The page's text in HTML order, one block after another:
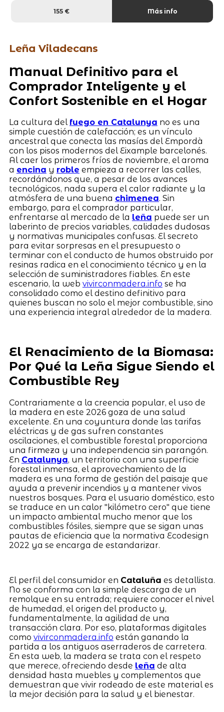
155 € Más info
Leña Viladecans
Manual Definitivo para el
Comprador Inteligente y el
Confort Sostenible en el Hogar
La cultura del fuego en Catalunya no es una
simple cuestión de calefacción; es un vínculo
ancestral que conecta las masías del Empordà
con los pisos modernos del Eixample barcelonés.
Al caer los primeros fríos de noviembre, el aroma
a encina y roble empieza a recorrer las calles,
recordándonos que, a pesar de los avances
tecnológicos, nada supera el calor radiante y la
atmósfera de una buena chimenea. Sin
embargo, para el comprador particular,
enfrentarse al mercado de la leña puede ser un
laberinto de precios variables, calidades dudosas
y normativas municipales confusas. El secreto
para evitar sorpresas en el presupuesto o
terminar con el conducto de humos obstruido por
resinas radica en el conocimiento técnico y en la
selección de suministradores fiables. En este
escenario, la web vivirconmadera.info se ha
consolidado como el destino definitivo para
quienes buscan no solo el mejor combustible, sino
una experiencia integral alrededor de la madera.
El Renacimiento de la Biomasa:
Por Qué la Leña Sigue Siendo el
Combustible Rey
Contrariamente a la creencia popular, el uso de
la madera en este 2026 goza de una salud
excelente. En una coyuntura donde las tarifas
eléctricas y de gas sufren constantes
oscilaciones, el combustible forestal proporciona
una firmeza y una independencia sin parangón.
En Catalunya, un territorio con una superficie
forestal inmensa, el aprovechamiento de la
madera es una forma de gestión del paisaje que
ayuda a prevenir incendios y a mantener vivos
nuestros bosques. Para el usuario doméstico, esto
se traduce en un calor "kilómetro cero" que tiene
un impacto ambiental mucho menor que los
combustibles fósiles, siempre que se sigan unas
pautas de eficiencia que la normativa Ecodesign
2022 ya se encarga de estandarizar.
El perfil del consumidor en Cataluña es detallista.
No se conforma con la simple descarga de un
remolque en su entrada; requiere conocer el nivel
de humedad, el origen del producto y,
fundamentalmente, la agilidad de una
transacción clara. Por eso, plataformas digitales
como vivirconmadera.info están ganando la
partida a los antiguos aserraderos de carretera.
En esta web, la madera se trata con el respeto
que merece, ofreciendo desde leña de alta
densidad hasta muebles y complementos que
demuestran que vivir rodeado de este material es
la mejor decisión para la salud y el bienestar.